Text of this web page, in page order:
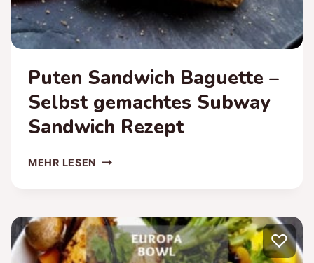
Puten Sandwich Baguette –
Selbst gemachtes Subway
Sandwich Rezept
MEHR LESEN PUTEN
SELBST
GEMACHTES
SUBWAY
♡